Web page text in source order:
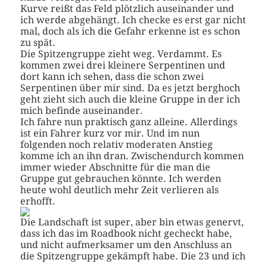
Kurve reißt das Feld plötzlich auseinander und
ich werde abgehängt. Ich checke es erst gar nicht
mal, doch als ich die Gefahr erkenne ist es schon
zu spät.
Die Spitzengruppe zieht weg. Verdammt. Es
kommen zwei drei kleinere Serpentinen und
dort kann ich sehen, dass die schon zwei
Serpentinen über mir sind. Da es jetzt berghoch
geht zieht sich auch die kleine Gruppe in der ich
mich befinde auseinander.
Ich fahre nun praktisch ganz alleine. Allerdings
ist ein Fahrer kurz vor mir. Und im nun
folgenden noch relativ moderaten Anstieg
komme ich an ihn dran. Zwischendurch kommen
immer wieder Abschnitte für die man die
Gruppe gut gebrauchen könnte. Ich werden
heute wohl deutlich mehr Zeit verlieren als
erhofft.
Die Landschaft ist super, aber bin etwas genervt,
dass ich das im Roadbook nicht gecheckt habe,
und nicht aufmerksamer um den Anschluss an
die Spitzengruppe gekämpft habe. Die 23 und ich